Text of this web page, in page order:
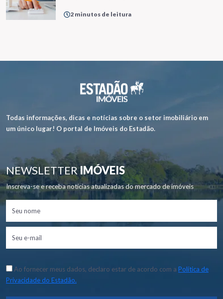
2 minutos de leitura
Todas informações, dicas e notícias sobre o setor imobiliário em
um único lugar! O portal de Imóveis do Estadão.
NEWSLETTERIMÓVEIS
Inscreva-se e receba notícias atualizadas do mercado de imóveis
Ao fornecer meus dados, declaro estar de acordo com a Política de
Privacidade do Estadão.